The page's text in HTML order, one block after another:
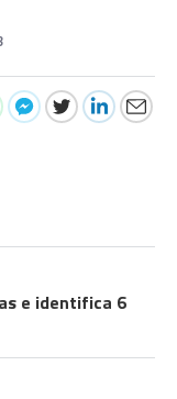
e identifica 6